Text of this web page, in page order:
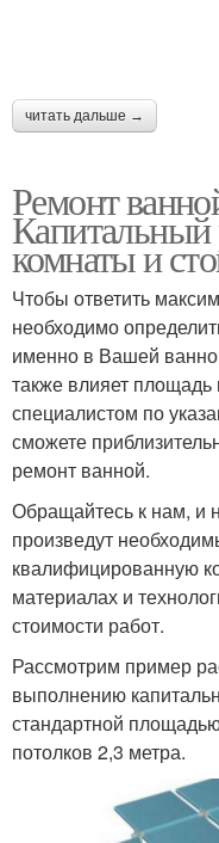
читать дальше →
Ремонт
Капитальный
комнаты и
Чтобы ответить
необходимо
именно в Вашей
также влияет
специалистом по
сможете
ремонт ванной.
Обращайтесь к нам, и
произведут
квалифицированную
материалах и
стоимости работ.
Рассмотрим пример
выполнению
стандартной
потолков 2,3 метра.